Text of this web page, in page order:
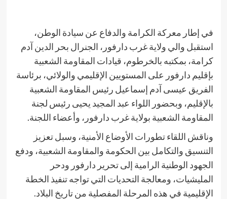
في إطار معركة الكرامة والدفاع عن سيادة الوطن،
استقبل والي ولاية غرب دارفور، الجنرال بحر الدين آدم
كرامة، بمكتبه بالخرطوم، قيادات المقاومة الشعبية
بإقليم دارفور على المستويين الإقليمي والولائي، برئاسة
الفريق عيسى آدم إسماعيل رئيس المقاومة الشعبية
بالإقليم، وبحضور اللواء عبد المجيد يحيى رئيس لجنة
المقاومة الشعبية بولاية غرب دارفور، وأعضاء اللجنة.
وناقش اللقاء تطورات الأوضاع الأمنية، وسبل تعزيز
التنسيق والتكامل بين الحكومة والمقاومة الشعبية، ودفع
الجهود الوطنية الرامية إلى تحرير دارفور ودحر
المليشيات، ومعالجة التحديات التي تواجه تنفيذ الخطة
الإقليمية في هذه المرحلة المفصلية من تاريخ البلاد.